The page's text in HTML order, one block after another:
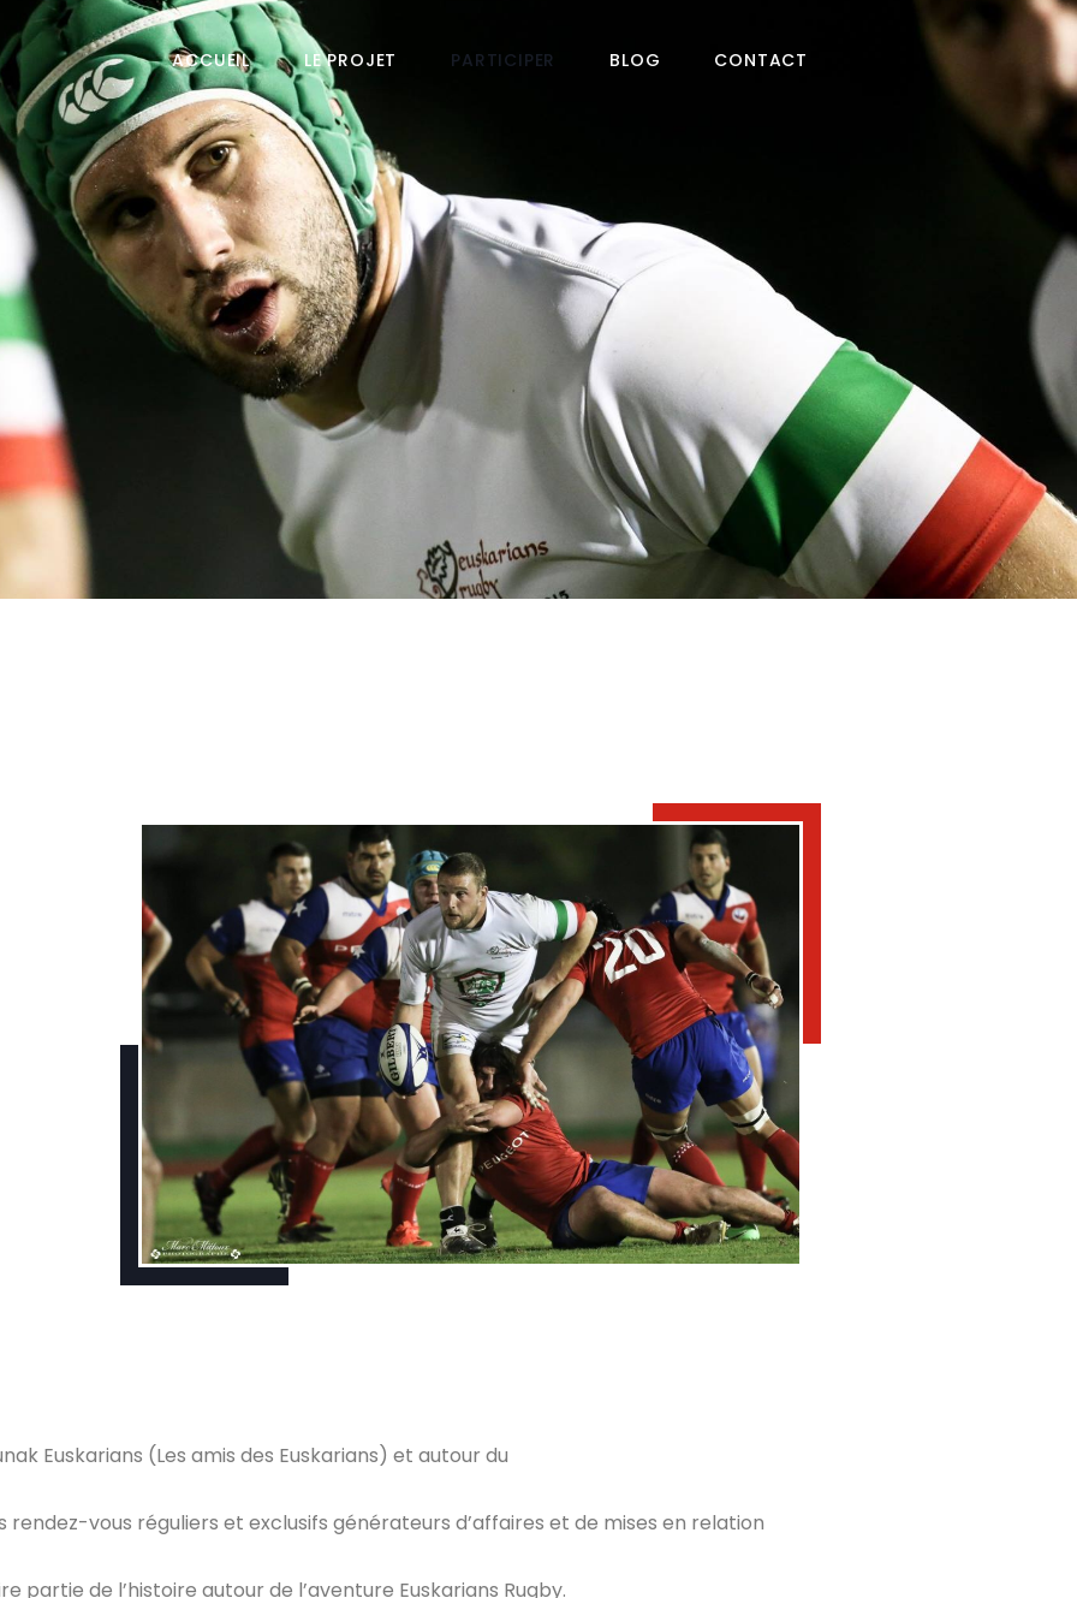
ACCUEIL LE PROJET PARTICIPER BLOG CONTACT
Euskarians (Les amis des Euskarians) et autour du
vous réguliers et exclusifs générateurs d’affaires et de mises en relation
de l’histoire autour de l’aventure Euskarians Rugby.